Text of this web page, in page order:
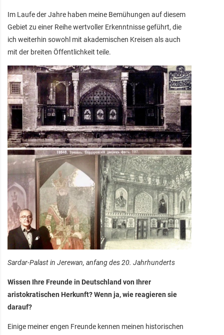
Im Laufe der Jahre haben meine Bemühungen auf diesem
Gebiet zu einer Reihe wertvoller Erkenntnisse geführt, die
ich weiterhin sowohl mit akademischen Kreisen als auch
mit der breiten Öffentlichkeit teile.
Sardar-Palast in Jerewan, anfang des 20. Jahrhunderts
Wissen Ihre Freunde in Deutschland von Ihrer
aristokratischen Herkunft? Wenn ja, wie reagieren sie
darauf?
Einige meiner engen Freunde kennen meinen historischen